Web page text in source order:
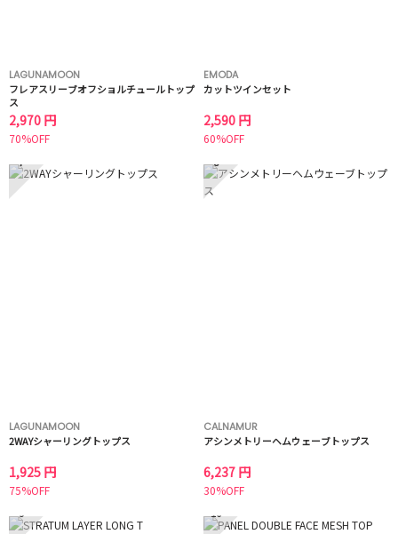
LAGUNAMOON
フレアスリーブオフショルチュールトップ
ス
2,970 円
70%OFF
EMODA
カットツインセット
2,590 円
60%OFF
7
LAGUNAMOON
2WAYシャーリングトップス
1,925 円
75%OFF
8
CALNAMUR
アシンメトリーヘムウェーブトップス
6,237 円
30%OFF
9 10